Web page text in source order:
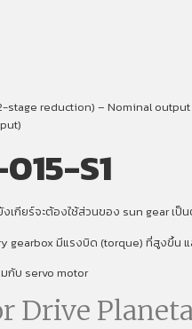
stage reduction) – Nominal
S1
กียร์จะต้องใช้ส่วนของ sun gear เป็
มีแรงบิด (torque) ที่สูงขึ้น
มกับ servo motor
Drive